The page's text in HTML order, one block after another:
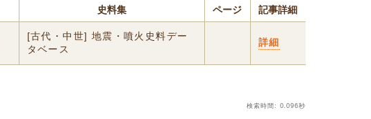
史料集 ページ 記事詳細
[古代・中世] 地震・噴火史料デー
タベース
詳細
検索時間: 0.096秒